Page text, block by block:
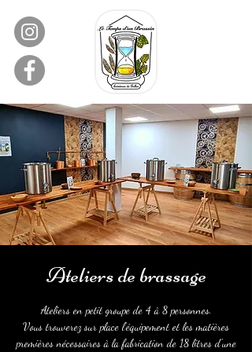
Ateliers de brassage
Ateliers en petit groupe de 4 à 8 personnes.
Vous trouverez sur place l'équipement et les matières
premières nécessaires à la fabrication de 18 litres d'une